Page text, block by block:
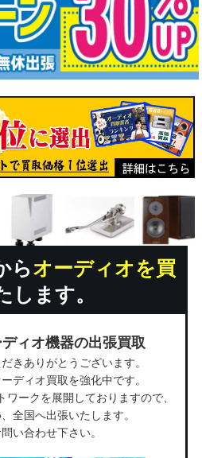
らオーディオを買
します。
ィオ機器の出張買取
きありがとうございます。
ディオ買取を強化中です。
ークを展開しておりますので、
全国へ出張いたします。
い合わせ下さい。